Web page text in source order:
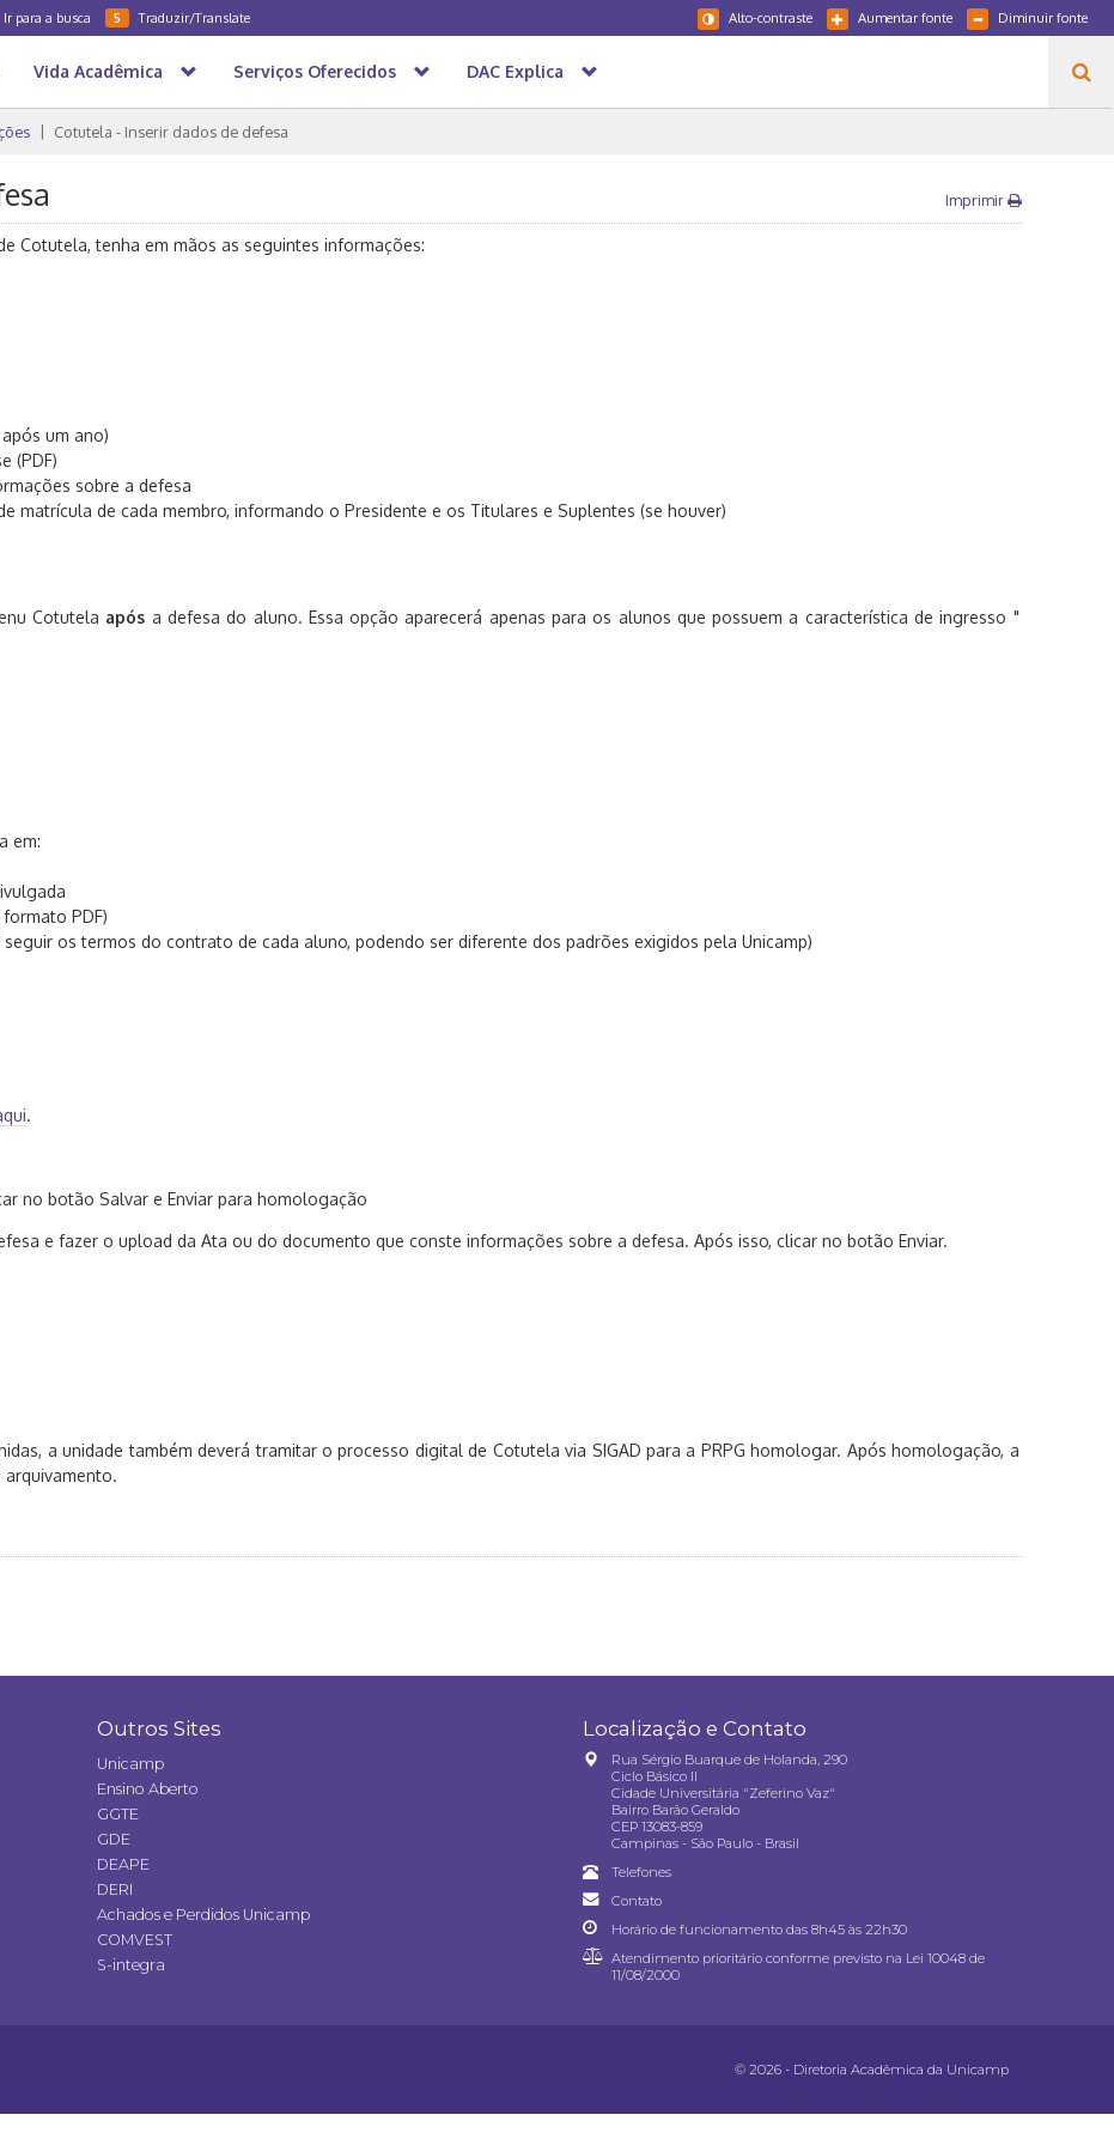
Ir para a busca 5 Traduzir/Translate Diminuir fonte
Aumentar fonte
Alto-contraste
Vida Acadêmica Serviços Oferecidos DAC Explica
Cotutela - Inserir dados de defesa
Imprimir
Cotutela, tenha em mãos as seguintes informações:
um ano)
(PDF)
sobre a defesa
matrícula de cada membro, informando o Presidente e os Titulares e Suplentes (se houver)
Cotutela após a defesa do aluno. Essa opção aparecerá apenas para os alunos que possuem a característica de ingresso "
em:
PDF)
os termos do contrato de cada aluno, podendo ser diferente dos padrões exigidos pela Unicamp)
.
no botão Salvar e Enviar para homologação
e fazer o upload da Ata ou do documento que conste informações sobre a defesa. Após isso, clicar no botão Enviar.
a unidade também deverá tramitar o processo digital de Cotutela via SIGAD para a PRPG homologar. Após homologação, a
arquivamento.
Outros Sites
Unicamp
Ensino Aberto
GGTE
GDE
DEAPE
DERI
Achados e Perdidos Unicamp
COMVEST
S-integra
Localização e Contato
Rua Sérgio Buarque de Holanda, 290
Ciclo Básico II
Cidade Universitária "Zeferino Vaz"
Bairro Barão Geraldo
CEP 13083-859
Campinas - São Paulo - Brasil
Telefones
Contato
Horário de funcionamento das 8h45 às 22h30
Atendimento prioritário conforme previsto na Lei 10048 de
11/08/2000
© 2026 - Diretoria Acadêmica da Unicamp